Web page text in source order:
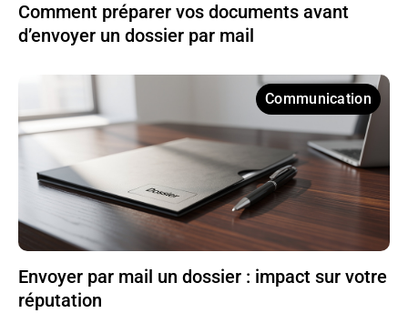
Comment préparer vos documents avant
d’envoyer un dossier par mail
Communication
Envoyer par mail un dossier : impact sur votre
réputation